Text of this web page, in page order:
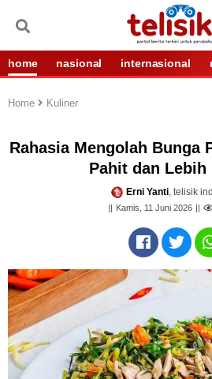
home nasional internasional
Home Kuliner
Rahasia Mengolah Bunga
Pahit dan Lebih
Erni Yanti, telisik
Kamis, 11 Juni 2026